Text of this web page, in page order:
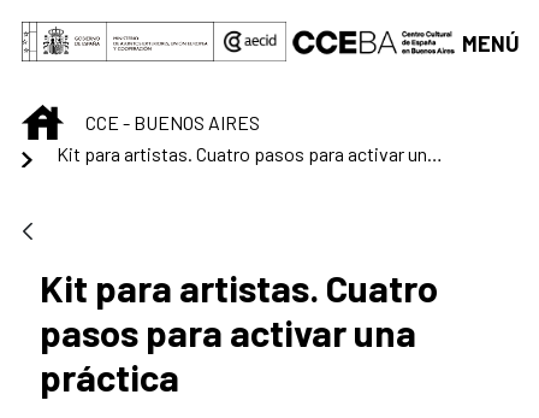
Saltar al contenido principal
MENÚ
INICIOCCE - BUENOS AIRES
Kit para artistas. Cuatro pasos para activar una práctica
Kit para artistas. Cuatro
pasos para activar una
práctica